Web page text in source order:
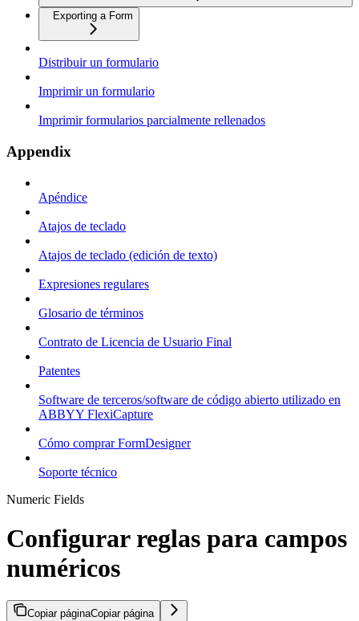
Exporting a Form
Distribuir un formulario
Imprimir un formulario
Imprimir formularios parcialmente rellenados
Appendix
Apéndice
Atajos de teclado
Atajos de teclado (edición de texto)
Expresiones regulares
Glosario de términos
Contrato de Licencia de Usuario Final
Patentes
Software de terceros/software de código abierto utilizado en
ABBYY FlexiCapture
Cómo comprar FormDesigner
Soporte técnico
Numeric Fields
Configurar reglas para campos
numéricos
Copiar páginaCopiar página